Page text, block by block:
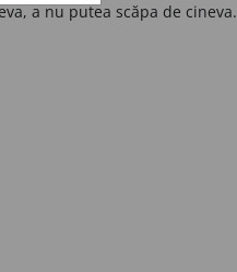
a nu putea scăpa de cineva.